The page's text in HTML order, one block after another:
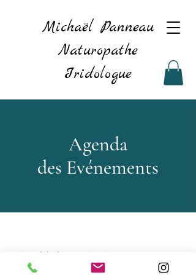
Michaël Panneau
Naturopathe
Iridologue
Agenda
des Evénements
Pas d'événements pour le moment